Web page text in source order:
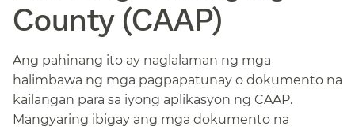
County (CAAP)​​
Ang pahinang ito ay naglalaman ng mga
halimbawa ng mga pagpapatunay o dokumento na
kailangan para sa iyong aplikasyon ng CAAP.
Mangyaring ibigay ang mga dokumento na